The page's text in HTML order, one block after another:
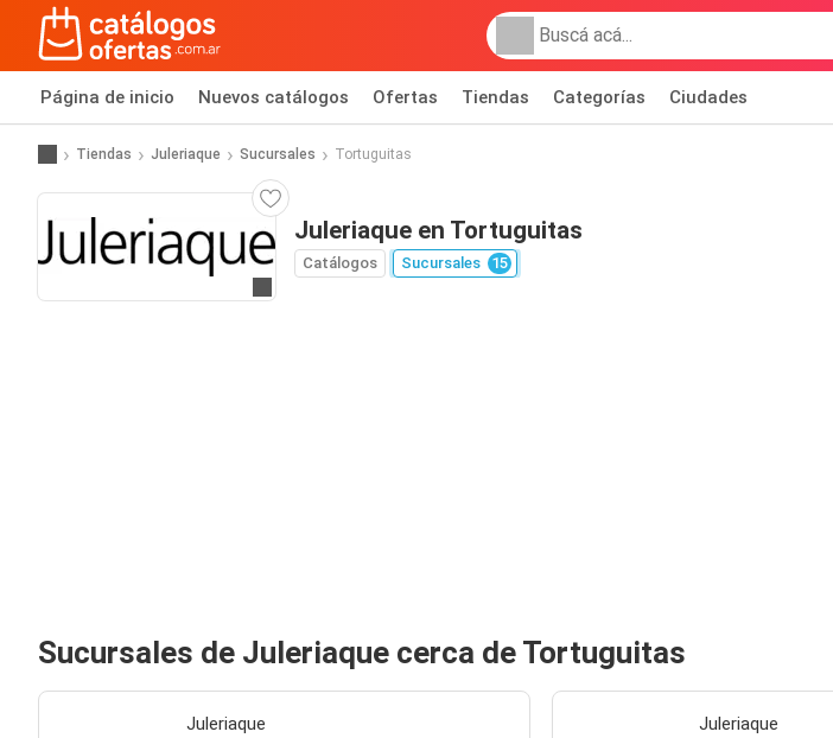
Página de inicio Nuevos catálogos Ofertas Tiendas Categorías Ciudades
Tiendas Juleriaque Sucursales Tortuguitas
Juleriaque en Tortuguitas
Catálogos Sucursales 15
Sucursales de Juleriaque cerca de Tortuguitas
Juleriaque Juleriaque